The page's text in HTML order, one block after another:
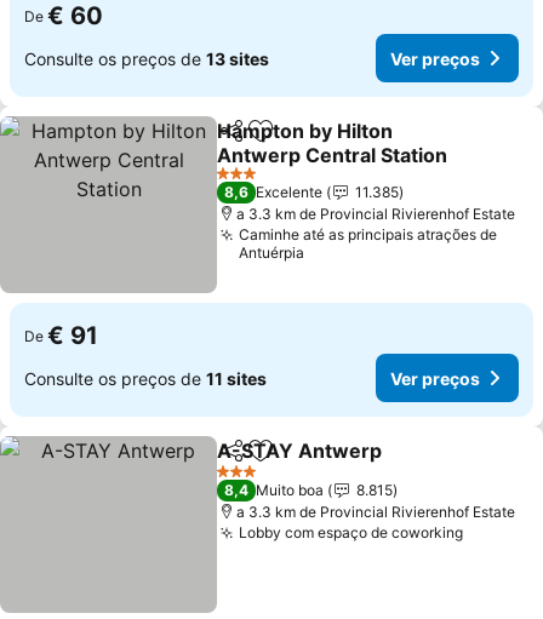
De € 60
Consulte os preços de 13 sites Ver preços
PartilharAdicionar aos favoritos
Hampton by Hilton
Antwerp Central Station
Ver preços
3 Estrelas
8,6 Excelente
11.385
a 3.3 km de Provincial Rivierenhof Estate
Caminhe até as principais atrações de
Antuérpia
De € 91
Consulte os preços de 11 sites Ver preços
PartilharAdicionar aos favoritos
A-STAY Antwerp
3 Estrelas
8,4 Muito boa
8.815
a 3.3 km de Provincial Rivierenhof Estate
Lobby com espaço de coworkingVer